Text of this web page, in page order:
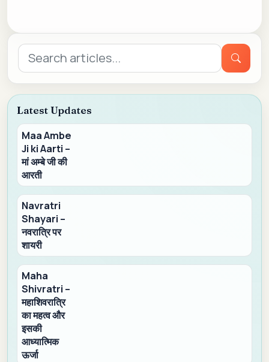
Search
for:
Latest Updates
Maa Ambe
Ji ki Aarti –
मां अम्बे जी की
आरती
Navratri
Shayari –
नवरात्रि पर
शायरी
Maha
Shivratri –
महाशिवरात्रि
का महत्व और
इसकी
आध्यात्मिक
ऊर्जा